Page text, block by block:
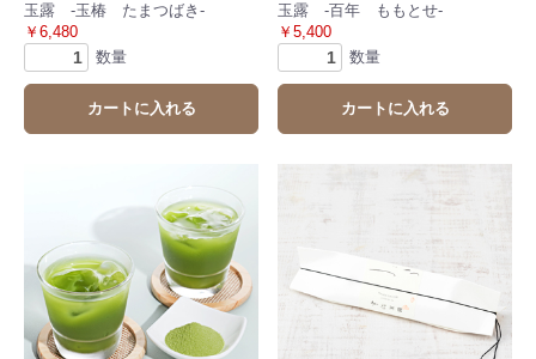
玉露 -玉椿 たまつばき-
￥6,480
数量
カートに入れる
玉露 -百年 ももとせ-
￥5,400
数量
カートに入れる